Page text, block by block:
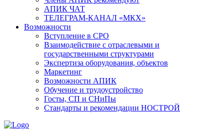
АПИК ЧАТ
ТЕЛЕГРАМ-КАНАЛ «МКХ»
Возможности
Вступление в СРО
Взаимодействие с отраслевыми и
государственными структурами
Экспертиза оборудования, объектов
Маркетинг
Возможности АПИК
Обучение и трудоустройство
Госты, СП и СНиПы
Стандарты и рекомендации НОСТРОЙ